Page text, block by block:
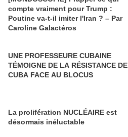
compte vraiment pour Trump :
Poutine va-t-il imiter l'Iran ? – Par
Caroline Galactéros
UNE PROFESSEURE CUBAINE
TÉMOIGNE DE LA RÉSISTANCE DE
CUBA FACE AU BLOCUS
La prolifération NUCLÉAIRE est
désormais inéluctable